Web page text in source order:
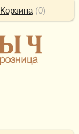
Корзина(0)